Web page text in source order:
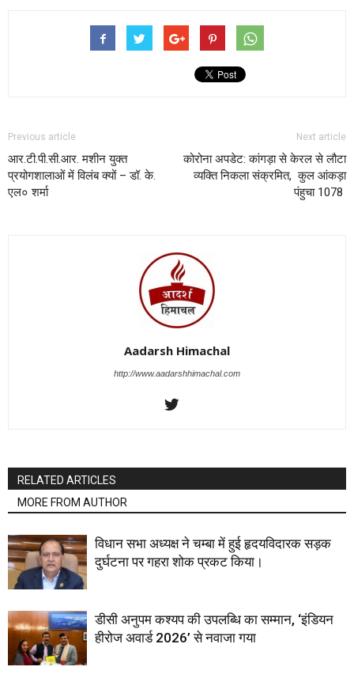
Previous article
आर.टी.पी.सी.आर. मशीन युक्त
प्रयोगशालाओं में विलंब क्यों – डॉ. के.
एल० शर्मा
Next article
कोरोना अपडेट: कांगड़ा से केरल से लौटा
व्यक्ति निकला संक्रमित, कुल आंकड़ा
पंहुचा 1078
Aadarsh Himachal
http://www.aadarshhimachal.com
RELATED ARTICLES
MORE FROM AUTHOR
विधान सभा अध्यक्ष ने चम्बा में हुई हृदयविदारक सड़क
दुर्घटना पर गहरा शोक प्रकट किया।
डीसी अनुपम कश्यप की उपलब्धि का सम्मान, ‘इंडियन
हीरोज अवार्ड 2026’ से नवाजा गया